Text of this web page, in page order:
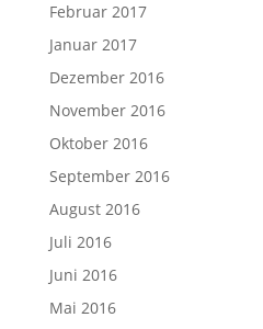
Februar 2017
Januar 2017
Dezember 2016
November 2016
Oktober 2016
September 2016
August 2016
Juli 2016
Juni 2016
Mai 2016